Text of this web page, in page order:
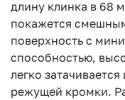
длину клинка в 68
покажется
поверхность с
способностью,
легко
режущей кромки.